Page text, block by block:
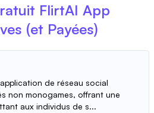
FlirtAI App
(et Payées)
de réseau social
non monogames, offrant une
aux individus de s...